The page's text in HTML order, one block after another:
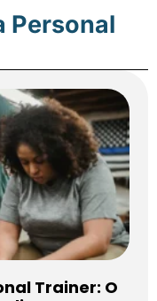
Personal
Trainer: O